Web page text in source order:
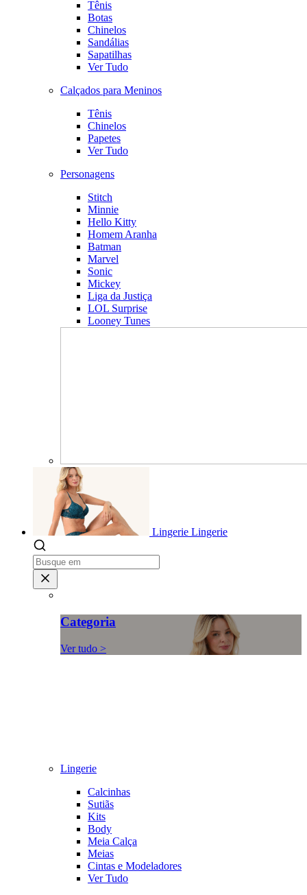
Tênis
Botas
Chinelos
Sandálias
Sapatilhas
Ver Tudo
Calçados para Meninos
Tênis
Chinelos
Papetes
Ver Tudo
Personagens
Stitch
Minnie
Hello Kitty
Homem Aranha
Batman
Marvel
Sonic
Mickey
Liga da Justiça
LOL Surprise
Looney Tunes
Lingerie Lingerie
Categoria
Ver tudo >
Lingerie
Calcinhas
Sutiãs
Kits
Body
Meia Calça
Meias
Cintas e Modeladores
Ver Tudo